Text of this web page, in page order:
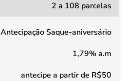
2 a 108 parcelas
Antecipação Saque-aniversário
1,79% a.m
antecipe a partir de R$50